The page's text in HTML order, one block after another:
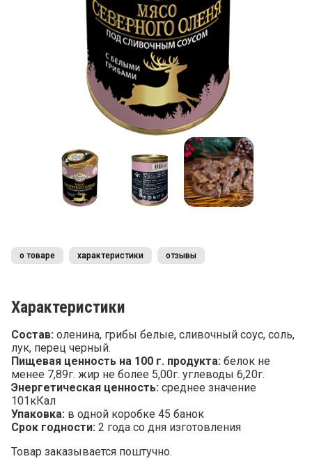
о товаре характеристики отзывы
Характеристики
Состав: оленина, грибы белые, сливочный соус, соль,
лук, перец черный.
Пищевая ценность на 100 г. продукта: белок не
менее 7,89г. жир не более 5,00г. углеводы 6,20г.
Энергетическая ценность: среднее значение
101кКал
Упаковка: в одной коробке 45 банок
Срок годности: 2 года со дня изготовления
Товар заказывается поштучно.